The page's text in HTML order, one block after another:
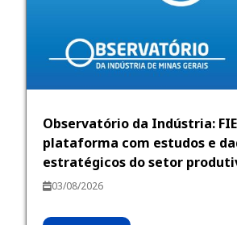
Observatório da Indústria:
plataforma com estudos e
estratégicos do setor
03/08/2026